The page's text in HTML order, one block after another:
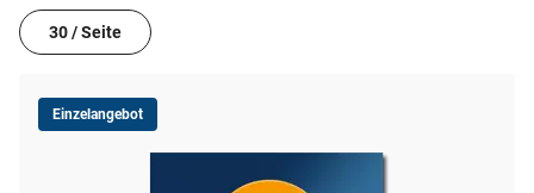
30 / Seite
Einzelangebot